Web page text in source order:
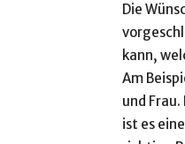
Die
kann,
Am
und
ist es